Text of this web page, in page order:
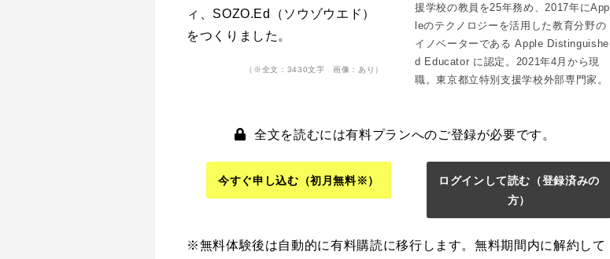
援学校の教員を25年務め、2017年にApp
leのテクノロジーを活用した教育分野の
イノベーターである Apple Distinguishe
d Educator に認定。2021年4月から現
職。東京都立特別支援学校外部専門家。
ィ、SOZO.Ed（ソウゾウエド）
をつくりました。
（※全文：3430文字 画像：あり）
全文を読むには有料プランへのご登録が必要です。
今すぐ申し込む （初月無料※） ログインして読む （登録済みの
方）
※無料体験後は自動的に有料購読に移行します。無料期間内に解約して